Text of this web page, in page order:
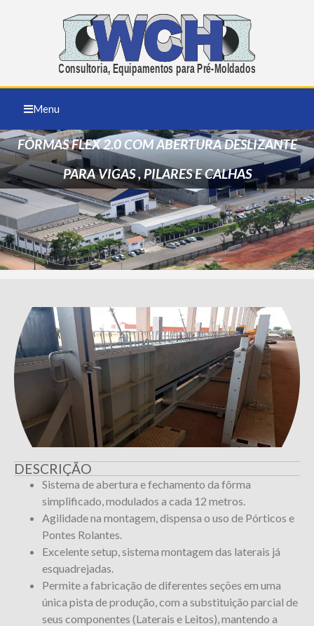
Menu
FÔRMAS FLEX 2.0 COM ABERTURA DESLIZANTE
PARA VIGAS , PILARES E CALHAS
DESCRIÇÃO
Sistema de abertura e fechamento da fôrma
simplificado, modulados a cada 12 metros.
Agilidade na montagem, dispensa o uso de Pórticos e
Pontes Rolantes.
Excelente setup, sistema montagem das laterais já
esquadrejadas.
Permite a fabricação de diferentes seções em uma
única pista de produção, com a substituição parcial de
seus componentes (Laterais e Leitos), mantendo a